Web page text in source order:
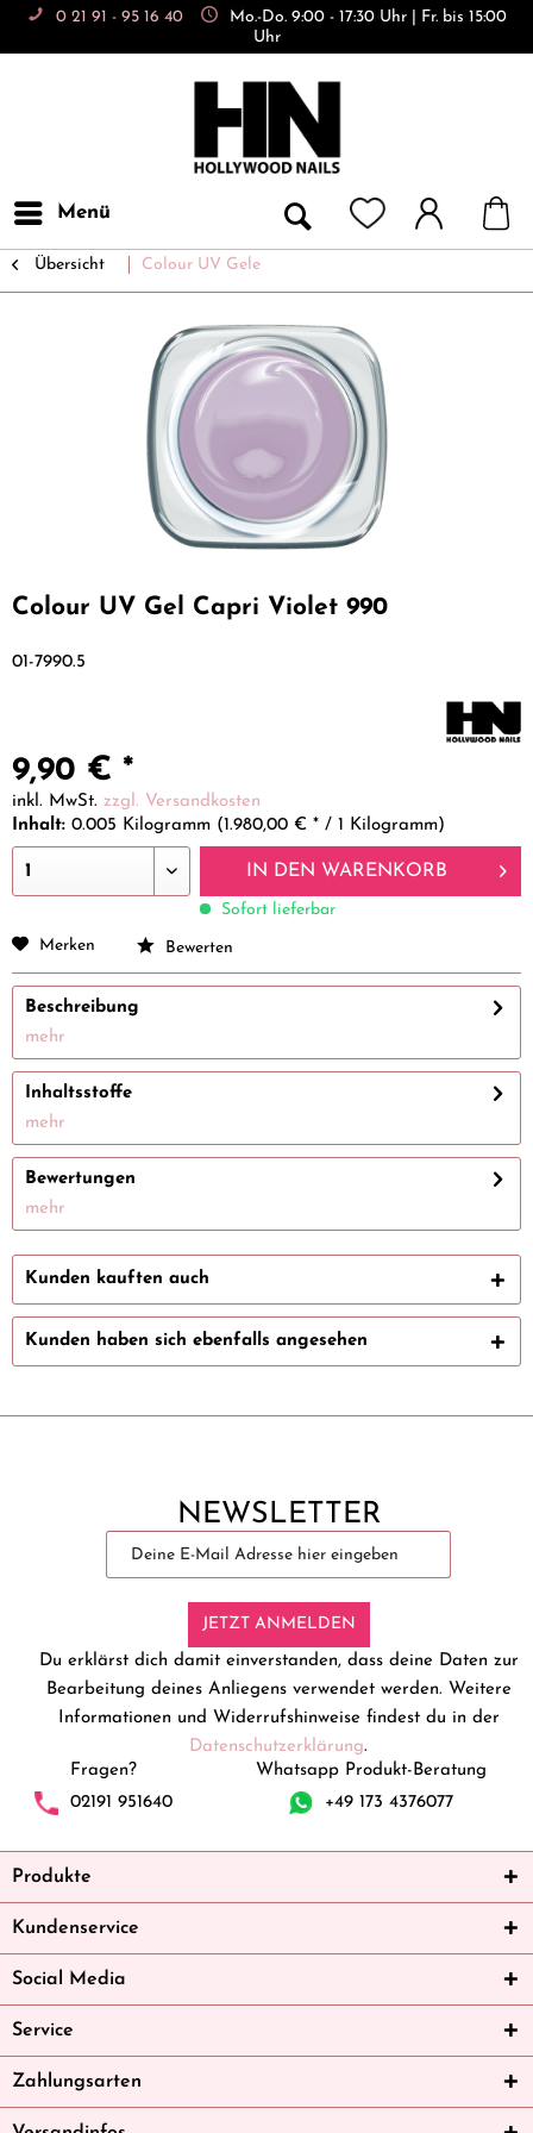
0 21 91 - 95 16 40
Mo.-Do. 9:00 - 17:30 Uhr | Fr. bis 15:00
Uhr
Menü
Übersicht Colour UV Gele
Colour UV Gel Capri Violet 990
01-7990.5
9,90 € *
inkl. MwSt. zzgl. Versandkosten
Inhalt: 0.005 Kilogramm (1.980,00 € * / 1 Kilogramm)
IN DEN WARENKORB
Sofort lieferbar
Merken
Bewerten
Beschreibung
mehr
Inhaltsstoffe
mehr
Bewertungen
mehr
Kunden kauften auch
Kunden haben sich ebenfalls angesehen
NEWSLETTER
JETZT ANMELDEN
Du erklärst dich damit einverstanden, dass deine Daten zur
Bearbeitung deines Anliegens verwendet werden. Weitere
Informationen und Widerrufshinweise findest du in der
Datenschutzerklärung.
Fragen?
02191 951640
Whatsapp Produkt-Beratung
+49 173 4376077
Produkte
Kundenservice
Social Media
Service
Zahlungsarten